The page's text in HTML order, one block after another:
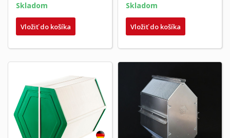
Skladom
Vložiť do košíka
Skladom
Vložiť do košíka